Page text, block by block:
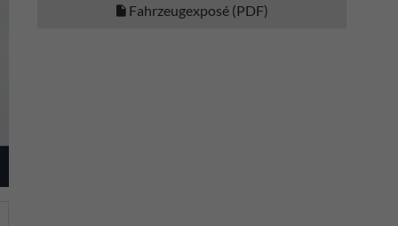
Fahrzeugexposé (PDF)